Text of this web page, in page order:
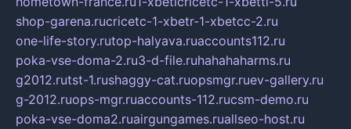
shop-garena.rucricetc-1-xbetr-1-xbetcc-2.ru
one-life-story.rutop-halyava.ruaccounts112.ru
poka-vse-doma-2.ru3-d-file.ruhahahaharms.ru
g2012.rutst-1.rushaggy-cat.ruopsmgr.ruev-gallery.ru
g-2012.ruops-mgr.ruaccounts-112.rucsm-demo.ru
poka-vse-doma2.ruairgungames.ruallseo-host.ru